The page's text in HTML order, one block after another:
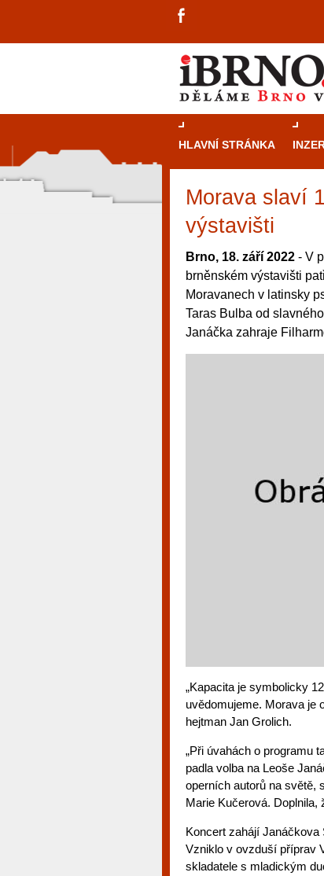
HLAVNÍ STRÁNKA
Morava slaví
výstavišti
Brno, 18. září 2022 - V
brněnském výstavišti
Moravanech v latinsky
Taras Bulba od
Janáčka zahraje
„Kapacita je symbolicky
uvědomujeme. Morava je
hejtman Jan Grolich.
„Při úvahách o programu
padla volba na Leoše
operních autorů na světě,
Marie Kučerová.
Koncert zahájí Janáčkova
Vzniklo v ovzduší příprav
skladatele s mladickým